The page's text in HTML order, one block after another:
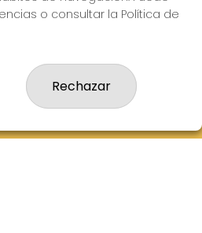
o consultar la Política de
Rechazar